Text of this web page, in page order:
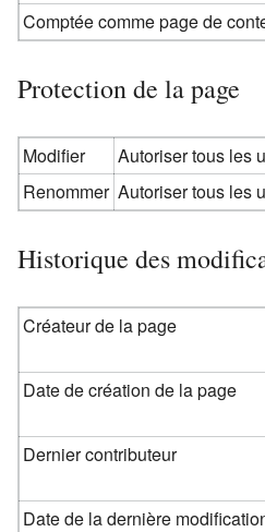
Comptée comme page de
Protection de la page
Modifier
Autoriser tous les
Renommer Autoriser tous les
Historique des
Créateur de la page
Date de création de la page
Dernier contributeur
Date de la dernière